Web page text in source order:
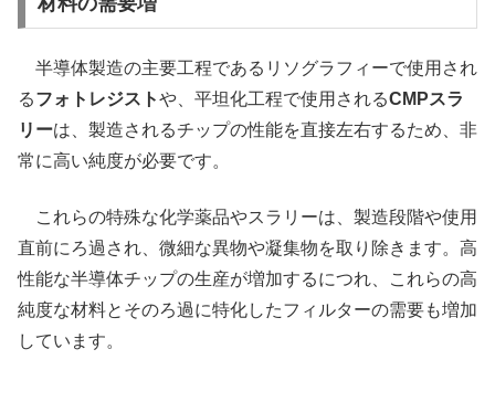
半導体製造の主要工程であるリソグラフィーで使用され
るフォトレジストや、平坦化工程で使用されるCMPスラ
リーは、製造されるチップの性能を直接左右するため、非
常に高い純度が必要です。
これらの特殊な化学薬品やスラリーは、製造段階や使用
直前にろ過され、微細な異物や凝集物を取り除きます。高
性能な半導体チップの生産が増加するにつれ、これらの高
純度な材料とそのろ過に特化したフィルターの需要も増加
しています。